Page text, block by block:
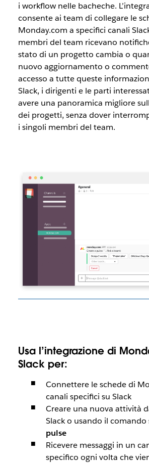
i workflow nelle bacheche.
consente ai team di collegare le
Monday.com a specifici canali
membri del team ricevano
stato di un progetto cambia o
nuovo aggiornamento o
accesso a tutte queste
Slack, i dirigenti e le parti
avere una panoramica migliore
dei progetti, senza dover
i singoli membri del team.
Usa l’integrazione di
Slack per:
Connettere le schede di
canali specifici su Slack
Creare una nuova attività
Slack o usando il comando
pulse
Ricevere messaggi in un
specifico ogni volta che